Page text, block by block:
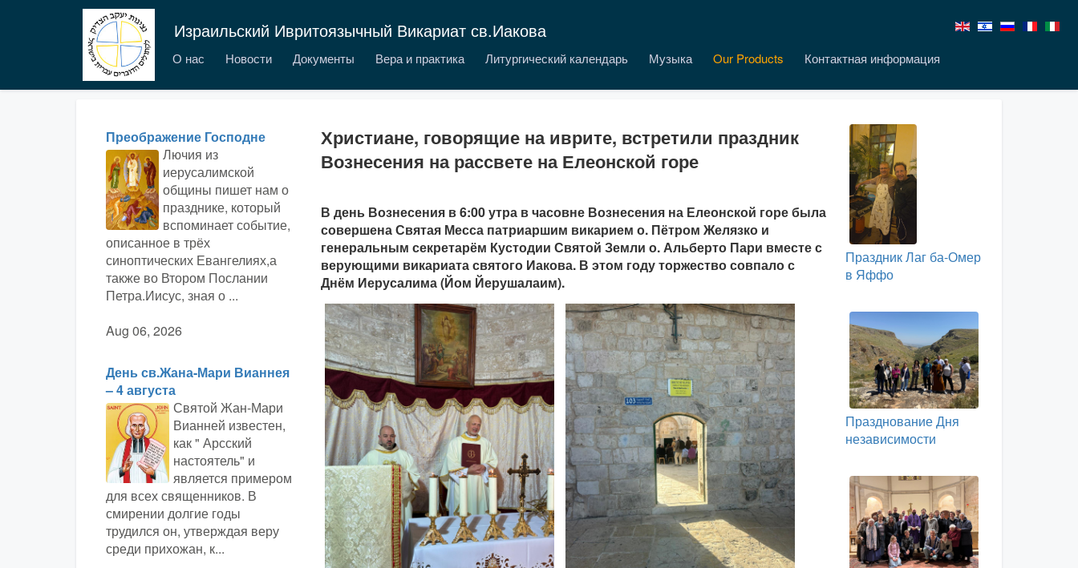
Израильский Ивритоязычный Викариат св.Иакова
О нас Новости Документы Вера и практика Литургический календарь Музыка Our Products Контактная информация
Преображение Господне
Лючия из
иерусалимской
общины пишет нам о
празднике, который
вспоминает событие,
описанное в трёх
синоптических Евангелиях,а
также во Втором Послании
Петра.Иисус, зная о ...
Aug 06, 2026
День св.Жана-Мари Вианнея
– 4 августа
Святой Жан-Мари
Вианней известен,
как " Арсский
настоятель" и
является примером
для всех священников. В
смирении долгие годы
трудился он, утверждая веру
среди прихожан, к...
Христиане, говорящие на иврите, встретили праздник
Вознесения на рассвете на Елеонской горе
В день Вознесения в 6:00 утра в часовне Вознесения на Елеонской горе была
совершена Святая Месса патриаршим викарием о. Пётром Желязко и
генеральным секретарём Кустодии Святой Земли о. Альберто Пари вместе с
верующими викариата святого Иакова. В этом году торжество совпало с
Днём Иерусалима (Йом Йерушалаим).
Праздник Лаг ба-Омер
в Яффо
Празднование Дня
независимости